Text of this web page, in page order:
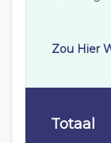
Zou Hier
Totaal